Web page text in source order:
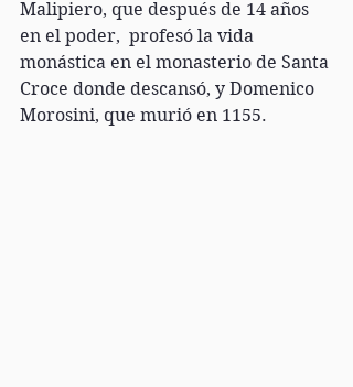
Malipiero, que después de 14 años
en el poder,  profesó la vida
monástica en el monasterio de Santa
Croce donde descansó, y Domenico
Morosini, que murió en 1155.